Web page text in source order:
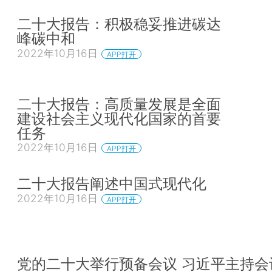
二十大报告：积极稳妥推进碳达
峰碳中和
2022年10月16日 APP打开
二十大报告：高质量发展是全面
建设社会主义现代化国家的首要
任务
2022年10月16日 APP打开
二十大报告阐述中国式现代化
2022年10月16日 APP打开
党的二十大举行预备会议 习近平主持